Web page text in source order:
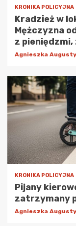
KRONIKA POLICYJNA
Kradzież w
Mężczyzna
z
Agnieszka
KRONIKA POLICYJNA
Pijany
zatrzymany
Agnieszka